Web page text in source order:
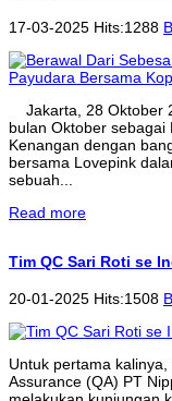
17-03-2025 Hits:1288
Jakarta, 28 Oktober
bulan Oktober sebagai
Kenangan dengan
bersama Lovepink
sebuah...
Read more
Tim QC Sari Roti se
20-01-2025 Hits:1508
Untuk pertama
Assurance (QA) PT